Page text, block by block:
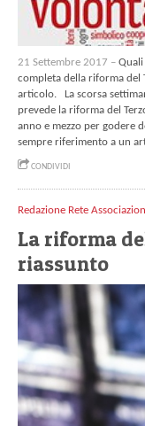
21 Settembre 2017 – Quali
completa della riforma del
articolo. La scorsa
prevede la riforma del
anno e mezzo per godere
sempre riferimento a un
CONDIVIDI
Redazione Rete
La riforma
riassunto